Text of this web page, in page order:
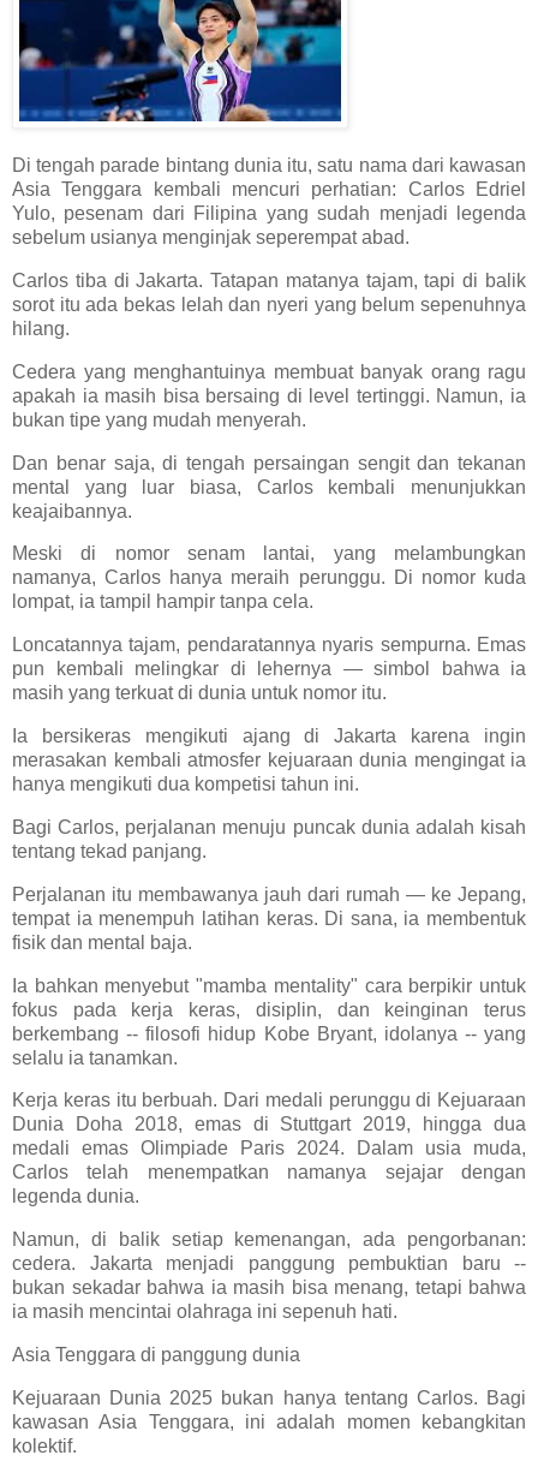
Di tengah parade bintang dunia itu, satu nama dari kawasan
Asia Tenggara kembali mencuri perhatian: Carlos Edriel
Yulo, pesenam dari Filipina yang sudah menjadi legenda
sebelum usianya menginjak seperempat abad.
Carlos tiba di Jakarta. Tatapan matanya tajam, tapi di balik
sorot itu ada bekas lelah dan nyeri yang belum sepenuhnya
hilang.
Cedera yang menghantuinya membuat banyak orang ragu
apakah ia masih bisa bersaing di level tertinggi. Namun, ia
bukan tipe yang mudah menyerah.
Dan benar saja, di tengah persaingan sengit dan tekanan
mental yang luar biasa, Carlos kembali menunjukkan
keajaibannya.
Meski di nomor senam lantai, yang melambungkan
namanya, Carlos hanya meraih perunggu. Di nomor kuda
lompat, ia tampil hampir tanpa cela.
Loncatannya tajam, pendaratannya nyaris sempurna. Emas
pun kembali melingkar di lehernya — simbol bahwa ia
masih yang terkuat di dunia untuk nomor itu.
Ia bersikeras mengikuti ajang di Jakarta karena ingin
merasakan kembali atmosfer kejuaraan dunia mengingat ia
hanya mengikuti dua kompetisi tahun ini.
Bagi Carlos, perjalanan menuju puncak dunia adalah kisah
tentang tekad panjang.
Perjalanan itu membawanya jauh dari rumah — ke Jepang,
tempat ia menempuh latihan keras. Di sana, ia membentuk
fisik dan mental baja.
Ia bahkan menyebut "mamba mentality" cara berpikir untuk
fokus pada kerja keras, disiplin, dan keinginan terus
berkembang -- filosofi hidup Kobe Bryant, idolanya -- yang
selalu ia tanamkan.
Kerja keras itu berbuah. Dari medali perunggu di Kejuaraan
Dunia Doha 2018, emas di Stuttgart 2019, hingga dua
medali emas Olimpiade Paris 2024. Dalam usia muda,
Carlos telah menempatkan namanya sejajar dengan
legenda dunia.
Namun, di balik setiap kemenangan, ada pengorbanan:
cedera. Jakarta menjadi panggung pembuktian baru --
bukan sekadar bahwa ia masih bisa menang, tetapi bahwa
ia masih mencintai olahraga ini sepenuh hati.
Asia Tenggara di panggung dunia
Kejuaraan Dunia 2025 bukan hanya tentang Carlos. Bagi
kawasan Asia Tenggara, ini adalah momen kebangkitan
kolektif.